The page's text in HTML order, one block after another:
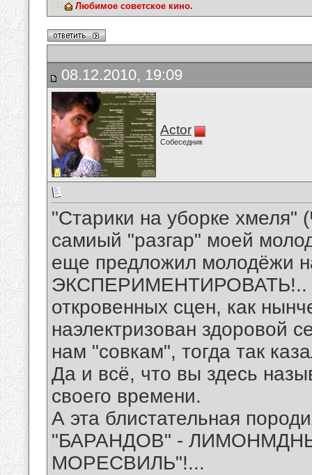
Любимое советское кино.
08.12.2010, 19:09
Actor
Собеседник
"Старики на уборке
самиый "разгар" моей
еще предложил молодёжи
ЭКСПЕРИМЕНТИРОВАТЬ!..
откровенных сцен, как
наэлектризован здоровой
нам "совкам", тогда так
Да и всё, что вы здесь
своего времени.
А эта блистательная
"БАРАНДОВ" -
МОРЕСВИЛЬ"!...